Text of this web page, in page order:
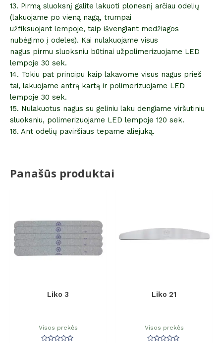
13. Pirmą sluoksnį galite lakuoti plonesnį arčiau odelių
(lakuojame po vieną nagą, trumpai
užfiksuojant lempoje, taip išvengiant medžiagos
nubėgimo į odeles). Kai nulakuojame visus
nagus pirmu sluoksniu būtinai užpolimerizuojame LED
lempoje 30 sek.
14. Tokiu pat principu kaip lakavome visus nagus prieš
tai, lakuojame antrą kartą ir polimerizuojame LED
lempoje 30 sek.
15. Nulakuotus nagus su geliniu laku dengiame viršutiniu
sluoksniu, polimerizuojame LED lempoje 120 sek.
16. Ant odelių paviršiaus tepame aliejuką.
Panašūs produktai
Liko 3
Visos prekės
Liko 21
Visos prekės